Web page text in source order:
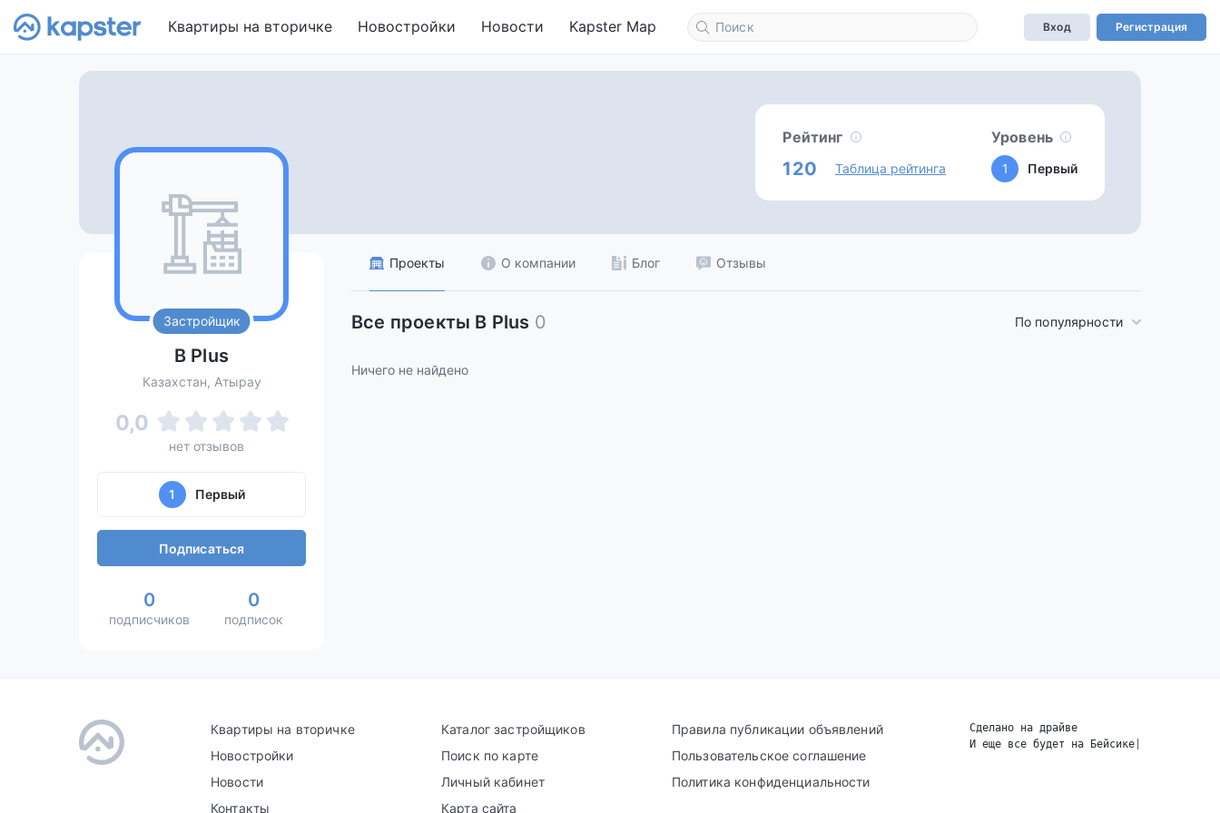
Квартиры на вторичке Новостройки Новости Kapster Map Вход Регистрация
Рейтинг
120 Таблица рейтинга
Уровень
1 Первый
Застройщик
B Plus
Казахстан, Атырау
0,0
нет отзывов
1 Первый
Подписаться
0
подписчиков
0
подписок
Проекты О компании Блог Отзывы
Все проекты B Plus 0 По популярности
Ничего не найдено
Квартиры на вторичке
Новостройки
Новости
Контакты
Каталог застройщиков
Поиск по карте
Личный кабинет
Карта сайта
Правила публикации объявлений
Пользовательское соглашение
Политика конфиденциальности
Сделано на драйве
И еще все будет на Бейсике